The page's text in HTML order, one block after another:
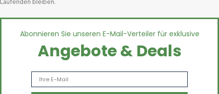
Laufenden bleiben.
Abonnieren Sie unseren E-Mail-Verteiler für exklusive
Angebote & Deals